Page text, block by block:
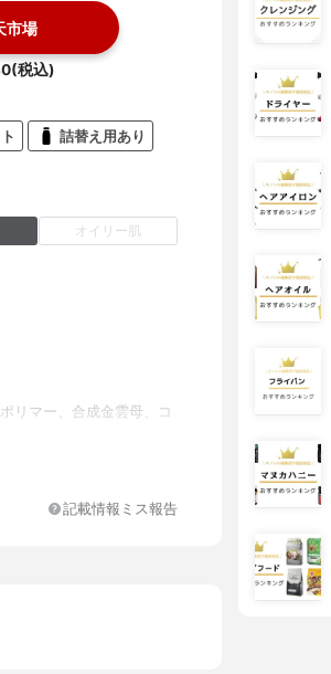
市場
税込)
詰替え用あり
オイリー肌
リマー、合成金雲母、コ
ス、エーデルワイスエキ
、（ジメチコン／ビニル
記載情報ミス報告